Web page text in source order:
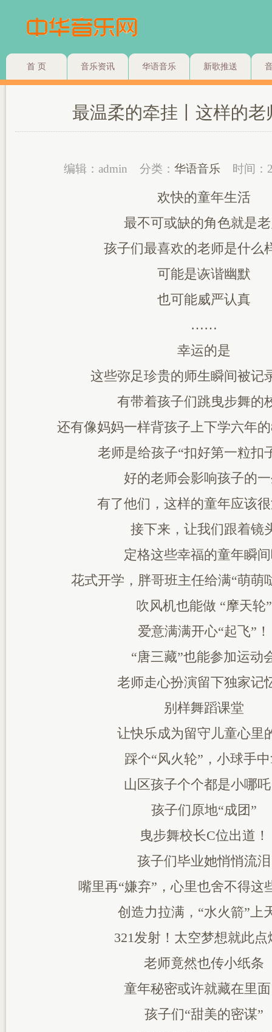
首 页 音乐资讯 华语音乐 新歌推送
最温柔的牵挂丨这样的老
编辑：admin 分类： 华语音乐 时间：
欢快的童年生活
最不可或缺的角色就是
孩子们最喜欢的老师是什么
可能是诙谐幽默
也可能威严认真
……
幸运的是
这些弥足珍贵的师生瞬间被记
有带着孩子们跳曳步舞的
还有像妈妈一样背孩子上下学六年
老师是给孩子“扣好第一粒扣
好的老师会影响孩子的
有了他们，这样的童年应该
接下来，让我们跟着镜
定格这些幸福的童年瞬
花式开学，胖哥班主任给满“萌萌
吹风机也能做 “摩天轮”
爱意满满开心“起飞”！
“唐三藏”也能参加运动
老师走心扮演留下独家记
别样舞蹈课堂
让快乐成为留守儿童心里
踩个“风火轮”，小球手
山区孩子个个都是小哪
孩子们原地“成团”
曳步舞校长C位出道！
孩子们毕业她悄悄流泪
嘴里再“嫌弃”，心里也舍不得这
创造力拉满，“水火箭”上
321发射！太空梦想就此点
老师竟然也传小纸条
童年秘密或许就藏在里
孩子们“甜美的密谋”